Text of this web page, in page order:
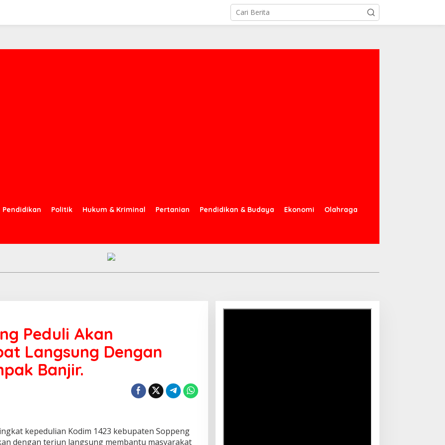
Pendidikan Politik Hukum & Kriminal Pertanian Pendidikan & Budaya Ekonomi Olahraga
Peduli Akan
Langsung Dengan
Banjir.
kepedulian Kodim 1423 kebupaten Soppeng
dengan terjun langsung membantu masyarakat